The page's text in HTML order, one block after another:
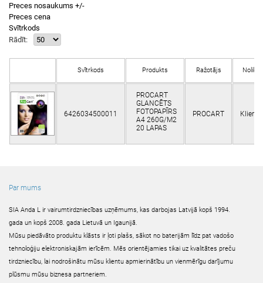
Preces nosaukums +/-
Preces cena
Svītrkods
Rādīt:
Svītrkods Produkts Ražotājs
6426034500011
PROCART
GLANCĒTS
FOTOPAPĪRS
A4 260G/M2
20 LAPAS
PROCART
Par mums
SIA Anda L ir vairumtirdzniecības uzņēmums, kas darbojas Latvijā kopš 1994.
gada un kopš 2008. gada Lietuvā un Igaunijā.
Mūsu piedāvāto produktu klāsts ir ļoti plašs, sākot no baterijām līdz pat vadošo
tehnoloģiju elektroniskajām ierīcēm. Mēs orientējamies tikai uz kvalitātes preču
tirdzniecību, lai nodrošinātu mūsu klientu apmierinātību un vienmērīgu darījumu
plūsmu mūsu biznesa partneriem.